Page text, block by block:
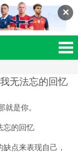
✕
无法忘的回忆
是你。
的回忆
点来表现自己，